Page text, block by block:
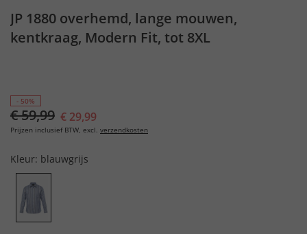
JP 1880 overhemd, lange mouwen,
kentkraag, Modern Fit, tot 8XL
- 50%
€ 59,99 € 29,99
Prijzen inclusief BTW, excl. verzendkosten
Kleur: blauwgrijs